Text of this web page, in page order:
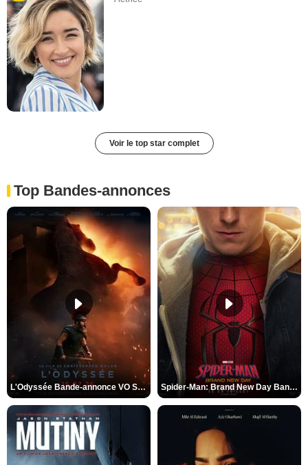
Voir le top star complet
Top Bandes-annonces
L'Odyssée Bande-annonce VO STFR Spider-Man: Brand New Day Bande-annonce VO STFR